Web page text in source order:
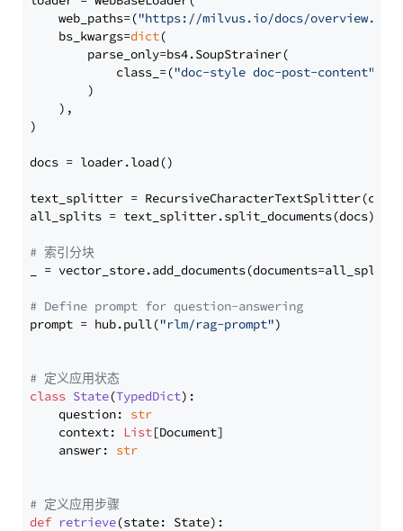
    web_paths=(
"https://milvus.io/docs/overview.md"
    bs_kwargs=
dict(
        parse_only=bs4.SoupStrainer(
            class_=(
"doc-style doc-post-content"
        )
    ),
)
docs = loader.load()
text_splitter =
all_splits = text_splitter.split_documents(docs)
# 索引分块
_ = vector_store.add_documents(documents=all_splits)
# Define prompt for question-answering
prompt = hub.pull("rlm/rag-prompt")
# 定义应用状态
class State(TypedDict):
    question:
str
    context:
List[Document]
    answer:
str
# 定义应用步骤
def retrieve(state: State):